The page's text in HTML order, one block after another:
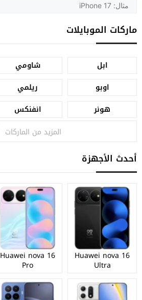
ماركات الموبايلات
ابل شاومي
اوبو
ريلمي
هونر
انفنكس
المزيد من الماركات
أحدث الأجهزة
Huawei nova 16
Ultra
Huawei nova 16
Pro